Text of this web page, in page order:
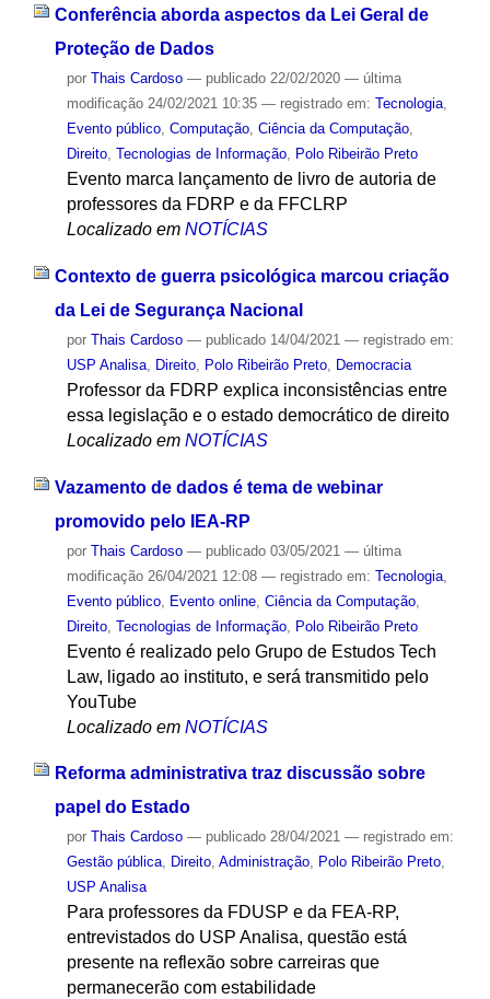
Conferência aborda aspectos da Lei Geral de
Proteção de Dados
por Thais Cardoso — publicado22/02/2020 — última
modificação24/02/2021 10:35 — registrado em: Tecnologia,
Evento público, Computação, Ciência da Computação,
Direito, Tecnologias de Informação, Polo Ribeirão Preto
Evento marca lançamento de livro de autoria de
professores da FDRP e da FFCLRP
Localizado em NOTÍCIAS
Contexto de guerra psicológica marcou criação
da Lei de Segurança Nacional
por Thais Cardoso — publicado14/04/2021 — registrado em:
USP Analisa, Direito, Polo Ribeirão Preto, Democracia
Professor da FDRP explica inconsistências entre
essa legislação e o estado democrático de direito
Localizado em NOTÍCIAS
Vazamento de dados é tema de webinar
promovido pelo IEA-RP
por Thais Cardoso — publicado03/05/2021 — última
modificação26/04/2021 12:08 — registrado em: Tecnologia,
Evento público, Evento online, Ciência da Computação,
Direito, Tecnologias de Informação, Polo Ribeirão Preto
Evento é realizado pelo Grupo de Estudos Tech
Law, ligado ao instituto, e será transmitido pelo
YouTube
Localizado em NOTÍCIAS
Reforma administrativa traz discussão sobre
papel do Estado
por Thais Cardoso — publicado28/04/2021 — registrado em:
Gestão pública, Direito, Administração, Polo Ribeirão Preto,
USP Analisa
Para professores da FDUSP e da FEA-RP,
entrevistados do USP Analisa, questão está
presente na reflexão sobre carreiras que
permanecerão com estabilidade